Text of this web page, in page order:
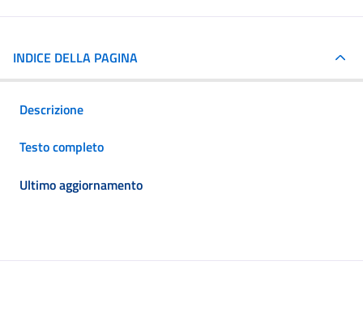
INDICE DELLA PAGINA
Descrizione
Testo completo
Ultimo aggiornamento